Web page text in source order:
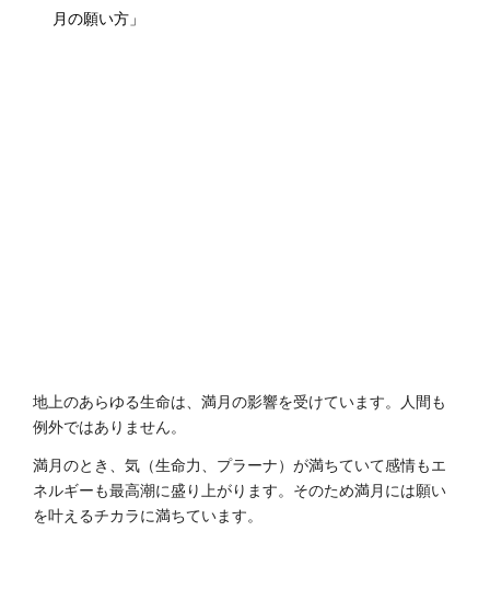
月の願い方」
地上のあらゆる生命は、満月の影響を受けています。人間も
例外ではありません。
満月のとき、気（生命力、プラーナ）が満ちていて感情もエ
ネルギーも最高潮に盛り上がります。そのため満月には願い
を叶えるチカラに満ちています。